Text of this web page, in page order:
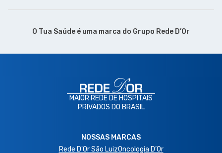
O Tua Saúde é uma marca do Grupo Rede D’Or
MAIOR REDE DE HOSPITAIS
PRIVADOS DO BRASIL
NOSSAS MARCAS
Rede D'Or São LuizOncologia D’Or